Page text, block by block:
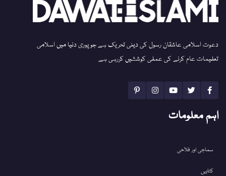
دعوت اسلامی عاشقان رسول کی دینی تحریک ہے جو پوری دنیا میں اسلامی
تعلیمات عام کرنے کی عملی کوششیں کررہی ہے
اہم معلومات
سماجی اور فلاحی
کتابیں